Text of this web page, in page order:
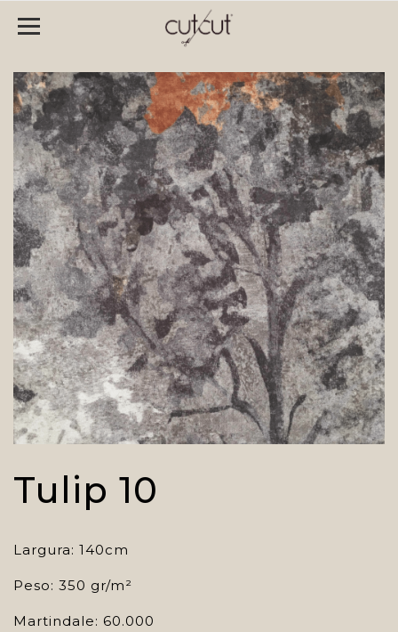
Tulip 10
Largura: 140cm
Peso: 350 gr/m²
Martindale: 60.000